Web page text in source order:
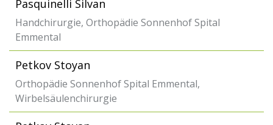
Pasquinelli Silvan
Handchirurgie, Orthopädie Sonnenhof Spital
Emmental
Petkov Stoyan
Orthopädie Sonnenhof Spital Emmental,
Wirbelsäulenchirurgie